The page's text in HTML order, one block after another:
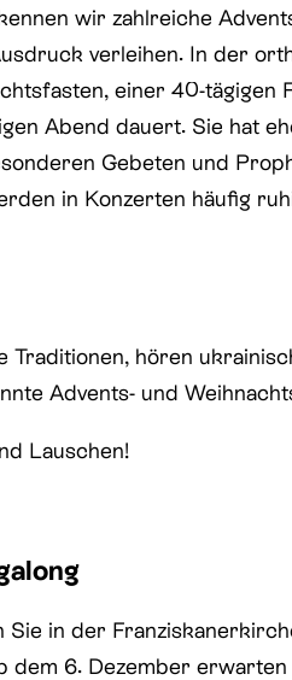
wir zahlreiche
verleihen. In der
einer 40-tägigen
Abend dauert. Sie hat
Gebeten und
in Konzerten häufig
Traditionen, hören
Advents- und
Lauschen!
Sie in der
dem 6. Dezember erwarten